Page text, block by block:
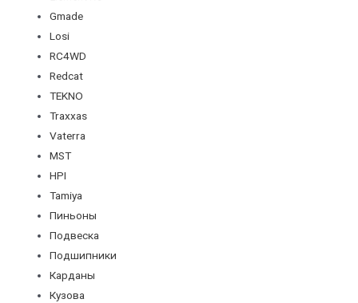
Gmade
Losi
RC4WD
Redcat
TEKNO
Traxxas
Vaterra
MST
HPI
Tamiya
Пиньоны
Подвеска
Подшипники
Карданы
Кузова